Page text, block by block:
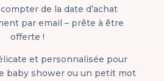
de la date d’achat
par email – prête à être
offerte !
et personnalisée pour
baby shower ou un petit mot